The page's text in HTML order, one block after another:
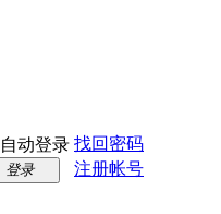
自动登录 找回密码
登录 注册帐号